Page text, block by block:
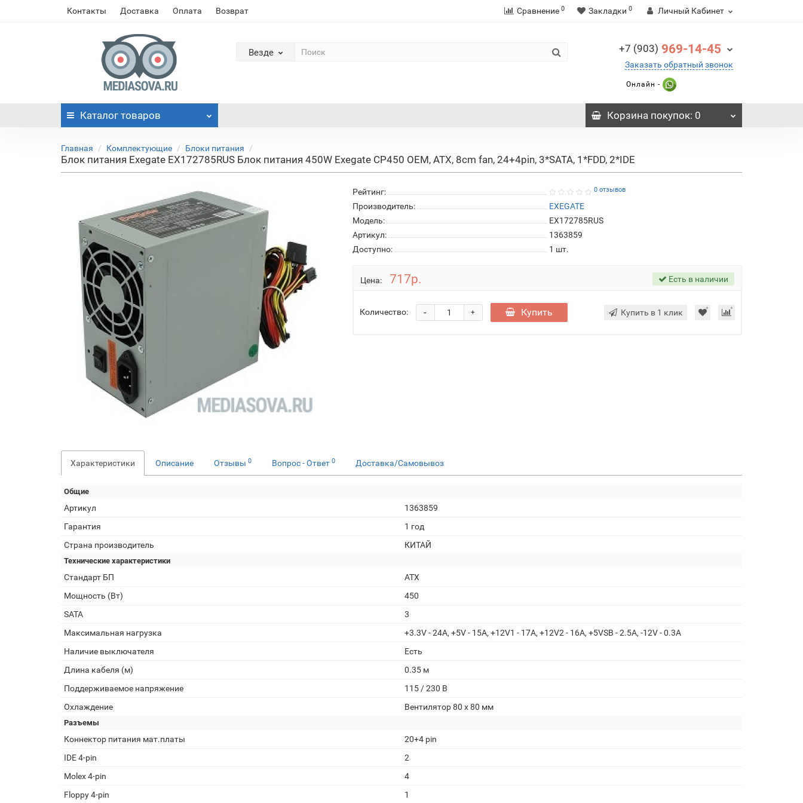
Контакты Доставка Оплата Возврат Сравнение 0 Закладки 0 Личный Кабинет
Везде +7 (903) 969-14-45
Заказать обратный звонок
Онлайн -
Каталог товаров Корзинапокупок: 0
Главная Комплектующие Блоки питания
Блок питания Exegate EX172785RUS Блок питания 450W Exegate CP450 OEM, ATX, 8cm fan, 24+4pin, 3*SATA, 1*FDD, 2*IDE
Рейтинг: 0 отзывов
Производитель:
EXEGATE
Модель:
EX172785RUS
Артикул:
1363859
Доступно:
1 шт.
Цена: 717р. Есть в наличии
Количество: +
- Купить Купить в 1 клик
Характеристики Описание Отзывы 0 Вопрос - Ответ 0 Доставка/Самовывоз
Общие
Артикул
1363859
Гарантия
1 год
Страна производитель
КИТАЙ
Технические характеристики
Стандарт БП
ATX
Мощность (Вт)
450
SATA
3
Максимальная нагрузка
+3.3V - 24A, +5V - 15A, +12V1 - 17A, +12V2 - 16A, +5VSB - 2.5A, -12V - 0.3A
Наличие выключателя
Есть
Длина кабеля (м)
0.35 м
Поддерживаемое напряжение
115 / 230 В
Охлаждение
Вентилятор 80 x 80 мм
Разъемы
Коннектор питания мат.платы
20+4 pin
IDE 4-pin
2
Molex 4-pin
4
Floppy 4-pin
1